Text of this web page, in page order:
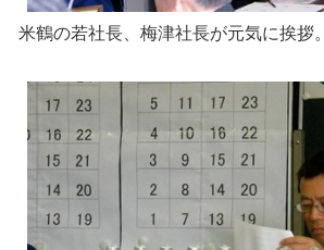
米鶴の若社長、梅津社長が元気に挨拶。